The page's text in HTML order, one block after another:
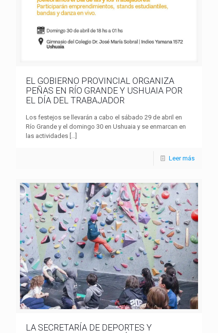
EL GOBIERNO PROVINCIAL ORGANIZA
PEÑAS EN RÍO GRANDE Y USHUAIA POR
EL DÍA DEL TRABAJADOR
Los festejos se llevarán a cabo el sábado 29 de abril en
Río Grande y el domingo 30 en Ushuaia y se enmarcan en
las actividades […]
Leer más
LA SECRETARÍA DE DEPORTES Y